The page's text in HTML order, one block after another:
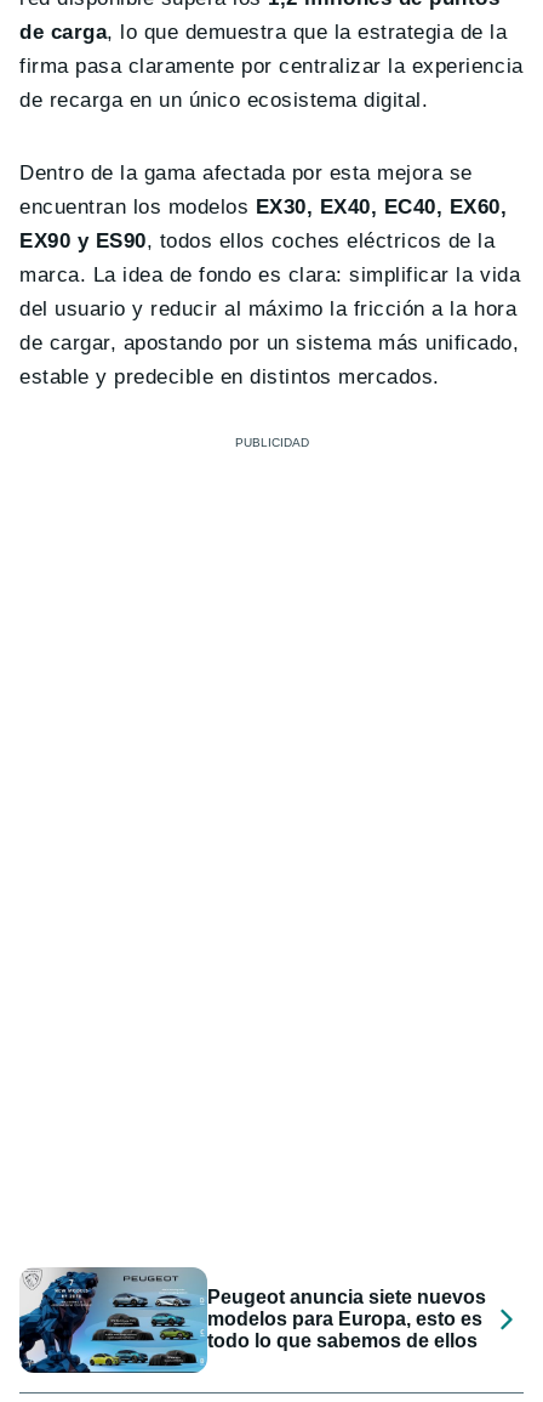
de carga, lo que demuestra que la estrategia de la
firma pasa claramente por centralizar la experiencia
de recarga en un único ecosistema digital.
Dentro de la gama afectada por esta mejora se
encuentran los modelos EX30, EX40, EC40, EX60,
EX90 y ES90, todos ellos coches eléctricos de la
marca. La idea de fondo es clara: simplificar la vida
del usuario y reducir al máximo la fricción a la hora
de cargar, apostando por un sistema más unificado,
estable y predecible en distintos mercados.
Peugeot anuncia siete nuevos
modelos para Europa, esto es
todo lo que sabemos de ellos